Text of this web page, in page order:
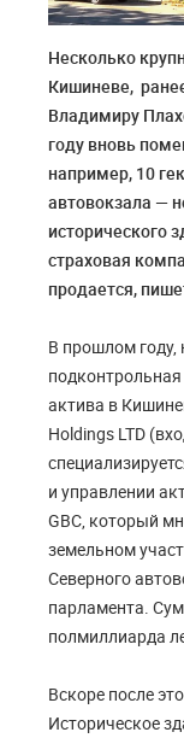
Несколько
Кишиневе,
Владимиру
году вновь
например, 10
автовокзала —
исторического
страховая
продается,
В прошлом
актива в
Holdings LTD
и управлении
GBC, который
земельном
Северного
парламента.
полмиллиарда
Вскоре после
Историческое